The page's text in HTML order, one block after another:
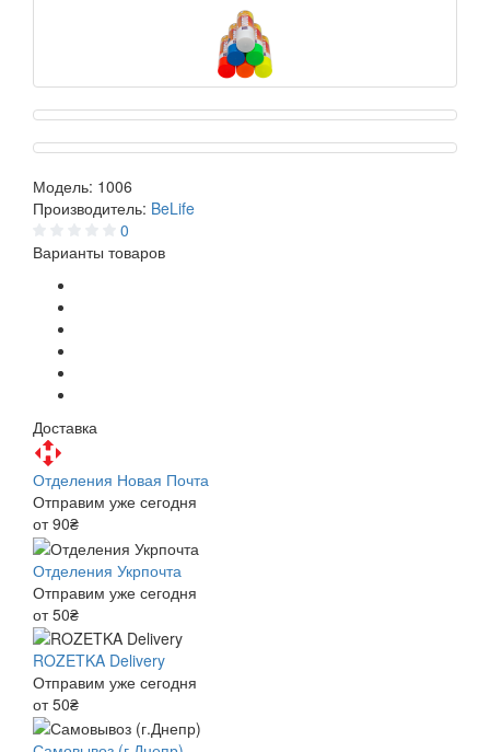
Модель: 1006
Производитель: BeLife
0
Варианты товаров
Доставка
Отделения Новая Почта
Отправим уже сегодня
от 90₴
Отделения Укрпочта
Отправим уже сегодня
от 50₴
ROZETKA Delivery
Отправим уже сегодня
от 50₴